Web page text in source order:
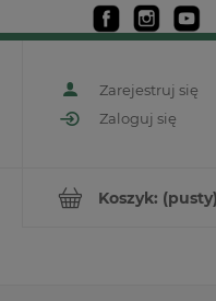
Zarejestruj się
Zaloguj się
Koszyk: (pusty)